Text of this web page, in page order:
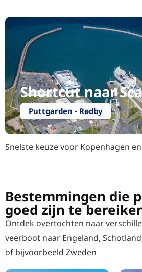
Shortcut naar
Puttgarden - Rødby
Snelste keuze voor Kopenhagen
Bestemmingen die
goed zijn te
Ontdek overtochten naar
veerboot naar Engeland,
of bijvoorbeeld Zweden